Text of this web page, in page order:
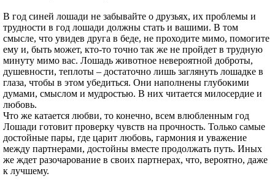
В год синей лошади не забывайте о друзьях, их проблемы и
трудности в год лошади должны стать и вашими. В том
смысле, что увидев друга в беде, не проходите мимо, помогите
ему и, быть может, кто-то точно так же не пройдет в трудную
минуту мимо вас. Лошадь животное невероятной доброты,
душевности, теплоты – достаточно лишь заглянуть лошадке в
глаза, чтобы в этом убедиться. Они наполнены глубокими
думами, смыслом и мудростью. В них читается милосердие и
любовь.
Что же катается любви, то конечно, всем влюбленным год
Лошади готовит проверку чувств на прочность. Только самые
достойные пары, где царит любовь, гармония и уважение
между партнерами, достойны вместе продолжать путь. Иных
же ждет разочарование в своих партнерах, что, вероятно, даже
к лучшему.